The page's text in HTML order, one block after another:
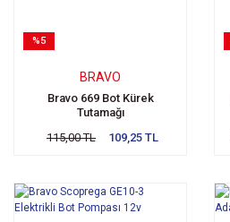
%5
BRAVO
Bravo 669 Bot Kürek
Tutamağı
115,00 TL
109,25 TL